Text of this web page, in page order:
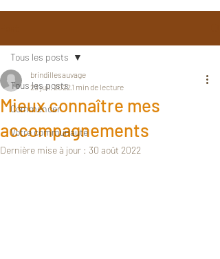
Tous les posts
Commencer
Votre communauté
Tous les posts
Mieux connaître mes
accompagnements
brindillesauvage
23 juil. 2022 1 min de lecture
Dernière mise à jour : 30 août 2022